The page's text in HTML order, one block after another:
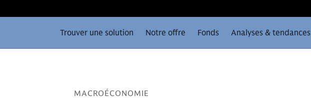
Trouver une solution Notre offre Fonds Analyses & tendances
MACROÉCONOMIE